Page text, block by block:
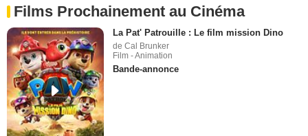
Films Prochainement au Cinéma
La Pat' Patrouille : Le film mission Dino
de Cal Brunker
Film - Animation
Bande-annonce